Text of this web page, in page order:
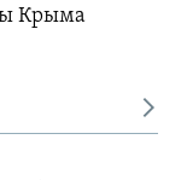
Крыма